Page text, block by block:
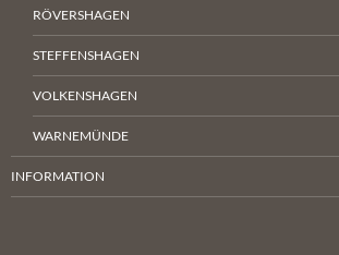
RÖVERSHAGEN
STEFFENSHAGEN
VOLKENSHAGEN
WARNEMÜNDE
INFORMATION